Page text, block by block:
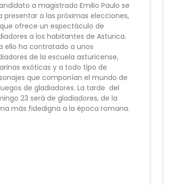
a magistrado Emilio Paulo se
presentar a las próximas elecciones,
ofrece un espectáculo de
a los habitantes de Asturica.
ello ha contratado a unos
de la escuela asturicense,
exóticas y a todo tipo de
que componían el mundo de
de gladiadores. La tarde del
23 será de gladiadores, de la
más fidedigna a la época romana.